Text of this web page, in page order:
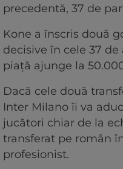
precedentă, 37 de
Kone a înscris două
decisive în cele 37
piață ajunge la
Dacă cele două
Inter Milano îi va
jucători chiar de la
transferat pe român
profesionist.